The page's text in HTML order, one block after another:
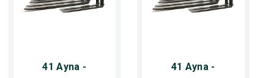
41 Ayna -
41 Ayna -